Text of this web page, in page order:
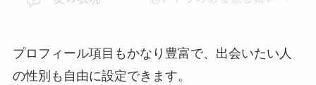
プロフィール項目もかなり豊富で、出会いたい人
の性別も自由に設定できます。